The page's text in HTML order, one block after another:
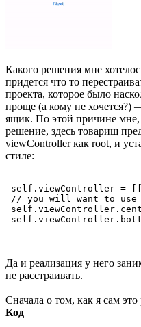
Какого решения мне
придется что то
проекта, которое было
проще (а кому не
ящик. По этой причине
решение, здесь товарищ
viewController как root, и
стиле:
self.viewController =
// you will want to use
Да и реализация у него
не расстраивать.
Сначала о том, как я сам
Код